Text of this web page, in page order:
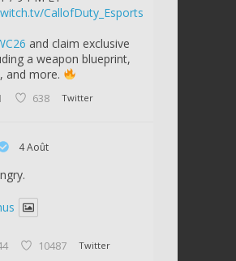
CallofDuty_Esports
and claim exclusive
a weapon blueprint,
and more.
638 Twitter
4 Août
10487 Twitter